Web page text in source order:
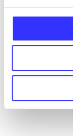
...
...